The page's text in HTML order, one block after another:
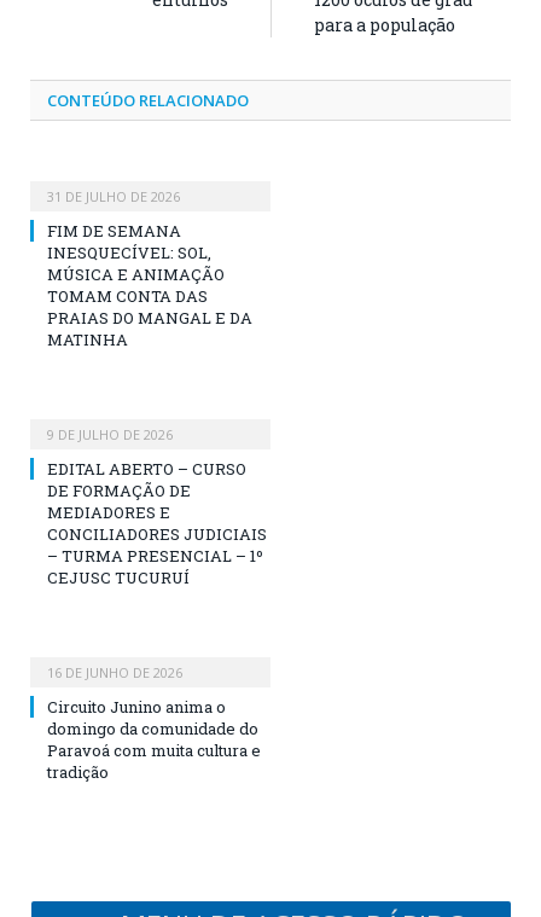
para a população
CONTEÚDO RELACIONADO
31 DE JULHO DE 2026
FIM DE SEMANA
INESQUECÍVEL: SOL,
MÚSICA E ANIMAÇÃO
TOMAM CONTA DAS
PRAIAS DO MANGAL E DA
MATINHA
9 DE JULHO DE 2026
EDITAL ABERTO – CURSO
DE FORMAÇÃO DE
MEDIADORES E
CONCILIADORES JUDICIAIS
– TURMA PRESENCIAL – 1º
CEJUSC TUCURUÍ
16 DE JUNHO DE 2026
Circuito Junino anima o
domingo da comunidade do
Paravoá com muita cultura e
tradição